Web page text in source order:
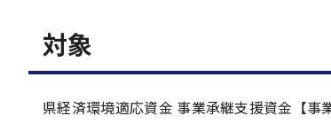
対象
県経済環境適応資金 事業承継支援資金【事